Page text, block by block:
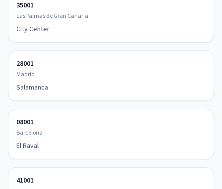
35001
Las Palmas de Gran Canaria
City Center
28001
Madrid
Salamanca
08001
Barcelona
El Raval
41001